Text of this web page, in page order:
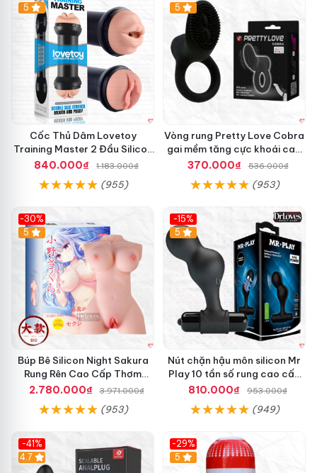
Hot
5
Cốc Thủ Dâm Lovetoy
Training Master 2 Đầu Silicon
Mềm Mại Tiện Lợi
840.000₫ 1.183.000₫
(955)
5
Vòng rung Pretty Love Cobra
gai mềm tăng cực khoái cao
cấp chính hãng
370.000₫ 536.000₫
(953)
-30%
Hot
5
Búp Bê Silicon Night Sakura
Rung Rên Cao Cấp Thơm
Mượt
2.780.000₫ 3.971.000₫
(953)
-15%
Hot
5
Nút chặn hậu môn silicon Mr
Play 10 tần số rung cao cấp
tăng khoái cảm
810.000₫ 953.000₫
(949)
-41%
Hot
4.7
-29%
5